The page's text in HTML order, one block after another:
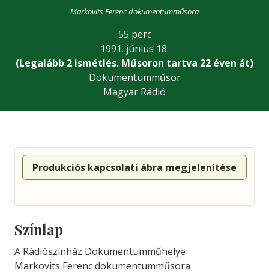
Markovits Ferenc dokumentumműsora
55 perc
1991. június 18.
(Legalább 2 ismétlés. Műsoron tartva 22 éven át)
Dokumentumműsor
Magyar Rádió
Produkciós kapcsolati ábra megjelenítése
Színlap
A Rádiószínház Dokumentumműhelye
Markovits Ferenc dokumentumműsora